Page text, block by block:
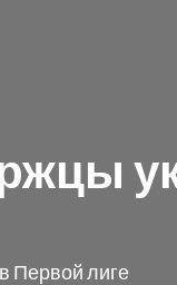
Первой лиге